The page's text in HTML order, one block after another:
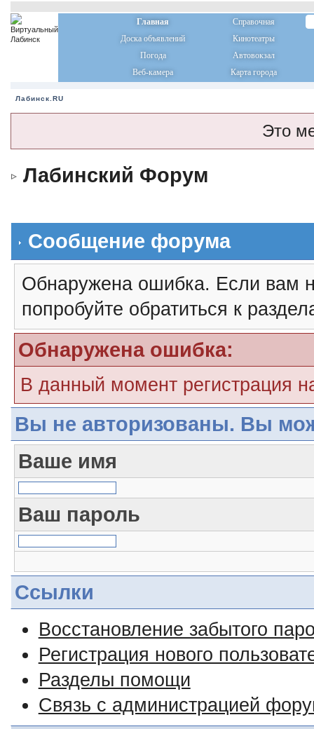
Главная
Справочная
Доска объявлений
Кинотеатры
Погода
Автовокзал
Веб-камера
Карта города
Лабинск.RU
Это
Лабинский Форум
Сообщение форума
Обнаружена ошибка. Если вам
попробуйте обратиться к
Обнаружена ошибка:
В данный момент регистрация
Вы не авторизованы. Вы
Ваше имя
Ваш пароль
Ссылки
Восстановление забытого
Регистрация нового
Разделы помощи
Связь с администрацией